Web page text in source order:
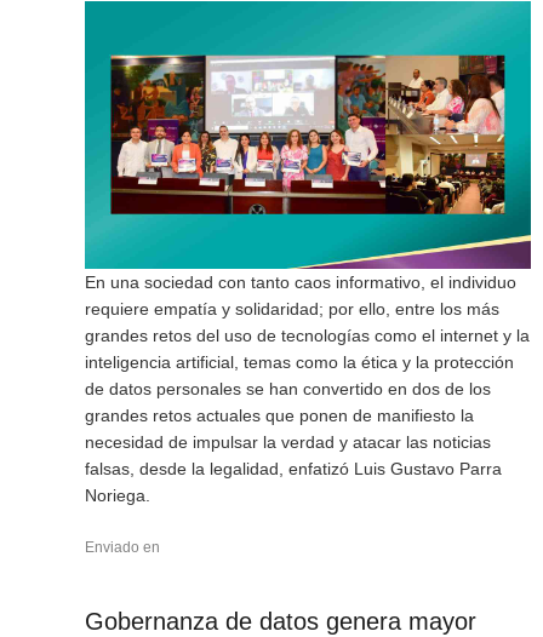
En una sociedad con tanto caos informativo, el individuo
requiere empatía y solidaridad; por ello, entre los más
grandes retos del uso de tecnologías como el internet y la
inteligencia artificial, temas como la ética y la protección
de datos personales se han convertido en dos de los
grandes retos actuales que ponen de manifiesto la
necesidad de impulsar la verdad y atacar las noticias
falsas, desde la legalidad, enfatizó Luis Gustavo Parra
Noriega.
Enviado en
Gobernanza de datos genera mayor